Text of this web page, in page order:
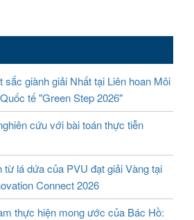
sắc giành giải Nhất tại Liên hoan Môi
tế "Green Step 2026"
cứu với bài toán thực tiễn
từ lá dứa của PVU đạt giải Vàng tại
Connect 2026
thực hiện mong ước của Bác Hồ: